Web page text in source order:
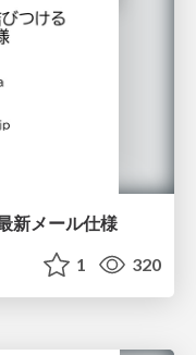
新メール仕様
1 320